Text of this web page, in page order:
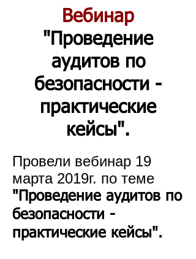
Вебинар
"Проведение
аудитов по
безопасности -
практические
кейсы".
Провели вебинар 19
марта 2019г. по теме
"Проведение аудитов по
безопасности -
практические кейсы".